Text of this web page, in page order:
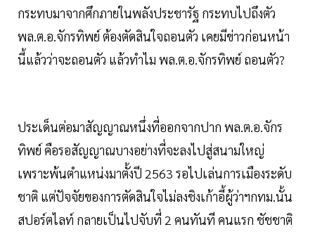
กระทบมาจากศึกภายในพลังประชารัฐ กระทบไปถึงตัว
พล.ต.อ.จักรทิพย์ ต้องตัดสินใจถอนตัว เคยมีข่าวก่อนหน้า
นี้แล้วว่าจะถอนตัว แล้วทำไม พล.ต.อ.จักรทิพย์ ถอนตัว?
ประเด็นต่อมาสัญญาณหนึ่งที่ออกจากปาก พล.ต.อ.จักร
ทิพย์ คือรอสัญญาณบางอย่างที่จะลงไปสู่สนามใหญ่
เพราะพ้นตำแหน่งมาตั้งปี 2563 รอไปเล่นการเมืองระดับ
ชาติ แต่ปัจจัยของการตัดสินใจไม่ลงชิงเก้าอี้ผู้ว่าฯกทม.นั้น
สปอร์ตไลท์ กลายเป็นไปจับที่ 2 คนทันที คนแรก ชัชชาติ